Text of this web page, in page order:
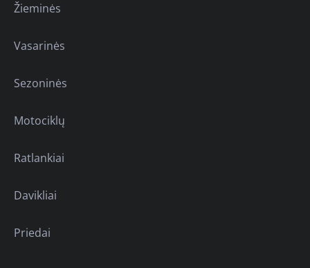
Žieminės
Vasarinės
Sezoninės
Motociklų
Ratlankiai
Davikliai
Priedai